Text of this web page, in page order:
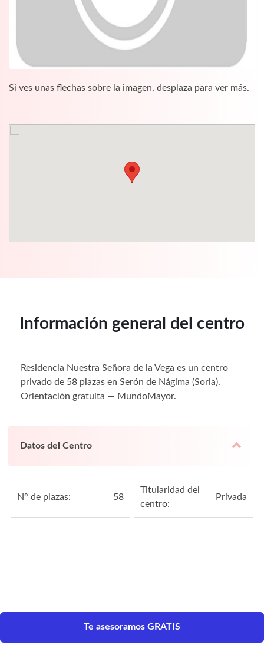
Si ves unas flechas sobre la imagen, desplaza para ver más.
Información general del centro
Residencia Nuestra Señora de la Vega es un centro
privado de 58 plazas en Serón de Nágima (Soria).
Orientación gratuita — MundoMayor.
Datos del Centro
N° de plazas: 58
Titularidad del
centro:
Privada
Te asesoramos GRATIS